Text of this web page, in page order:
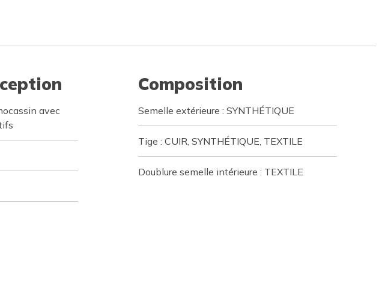
avec
Composition
Semelle extérieure : SYNTHÉTIQUE
Tige : CUIR, SYNTHÉTIQUE, TEXTILE
Doublure semelle intérieure : TEXTILE